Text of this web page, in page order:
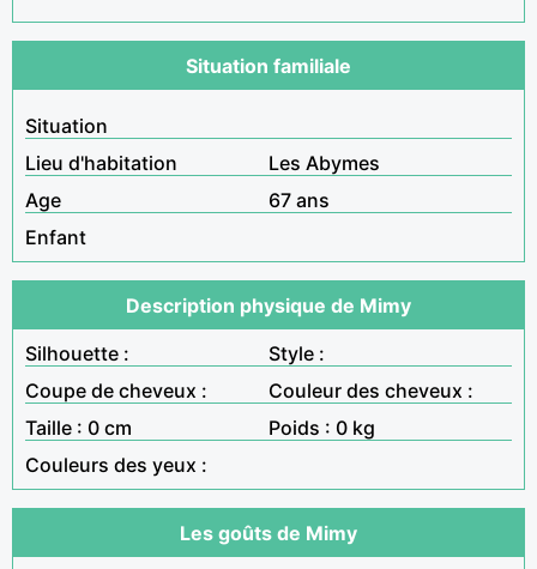
Situation familiale
Situation
Lieu d'habitation
Les Abymes
Age
67 ans
Enfant
Description physique de Mimy
Silhouette :
Style :
Coupe de cheveux :
Couleur des cheveux :
Taille : 0 cm
Poids : 0 kg
Couleurs des yeux :
Les goûts de Mimy